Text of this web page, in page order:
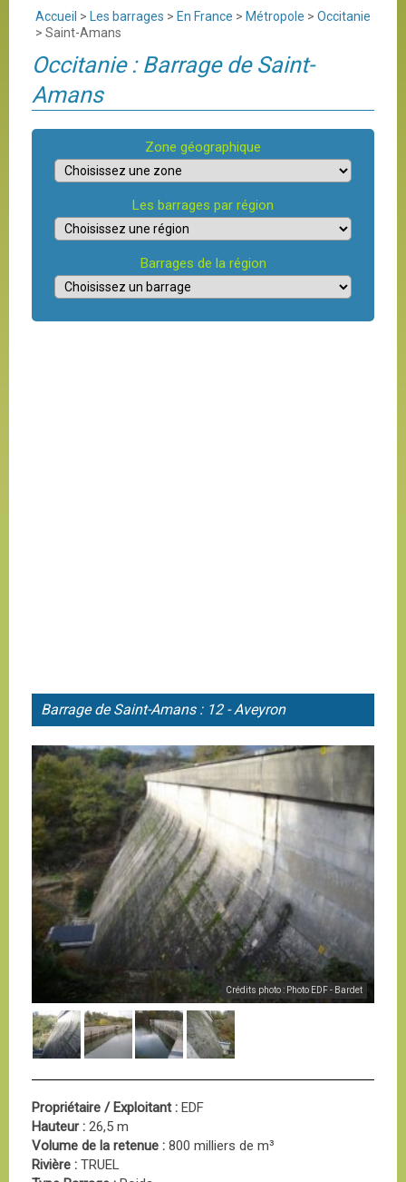
Accueil > Les barrages > En France > Métropole > Occitanie
> Saint-Amans
Occitanie : Barrage de Saint-
Amans
Zone géographique
Les barrages par région
Barrages de la région
Barrage deSaint-Amans : 12 - Aveyron
Crédits photo : Photo EDF - Bardet
Propriétaire / Exploitant : EDF
Hauteur : 26,5 m
Volume de la retenue : 800 milliers de m³
Rivière : TRUEL